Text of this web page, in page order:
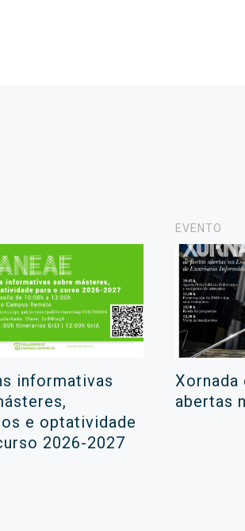
informativas
e optatividade
2026-2027
EVENTO
Xornada
abertas